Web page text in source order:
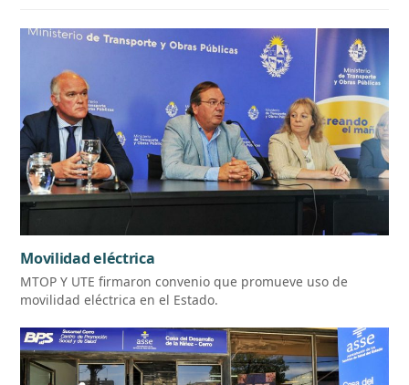
Movilidad eléctrica
MTOP Y UTE firmaron convenio que promueve uso de
movilidad eléctrica en el Estado.